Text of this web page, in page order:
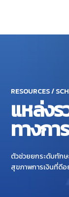
content
RESOURCES /
แหล่งร
ทางกา
ตัวช่วยยกระดับทัก
สุขภาพการเงินที่ดี